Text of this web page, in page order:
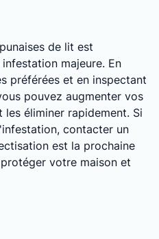
de lit est
majeure. En
préférées et en inspectant
pouvez augmenter vos
éliminer rapidement. Si
contacter un
est la prochaine
votre maison et